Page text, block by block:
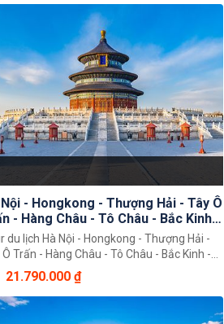
Hoa rộng lớn, khám phá một loạt 4 thành
nổi tiếng là Bắc Kinh, Thượng Hải, Hàng
Tô Châu.
- Hongkong - Thượng Hải - Tây Ô
- Hàng Châu - Tô Châu - Bắc Kinh -
- Hà Nội (8N7Đ)
du lịch Hà Nội - Hongkong - Thượng Hải -
Trấn - Hàng Châu - Tô Châu - Bắc Kinh -
- Hà Nội Hành trình khám phá đất đất
Trung Hoa 8 ngày 7 đêm độc đáo giúp quý
có thể chiêm ngưỡng toàn cảnh đất nước
Hoa rộng lớn, khám phá một loạt 5 điểm
21.790.000 ₫